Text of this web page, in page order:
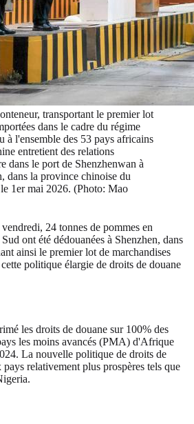
transportant le premier lot
dans le cadre du régime
à l'ensemble des 53 pays africains
entretient des relations
dans le port de Shenzhenwan à
dans la province chinoise du
1er mai 2026. (Photo: Mao
24 tonnes de pommes en
ont été dédouanées à Shenzhen, dans
ainsi le premier lot de marchandises
politique élargie de droits de douane
les droits de douane sur 100% des
les moins avancés (PMA) d'Afrique
La nouvelle politique de droits de
relativement plus prospères tels que